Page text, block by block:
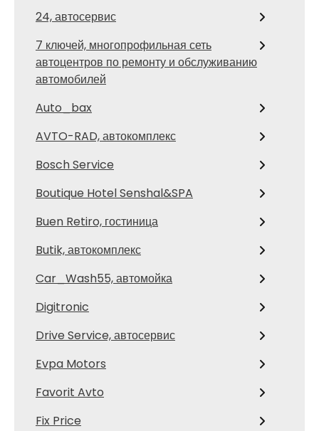
24, автосервис
7 ключей, многопрофильная сеть
автоцентров по ремонту и обслуживанию
автомобилей
Auto_bax
AVTO-RAD, автокомплекс
Bosch Service
Boutique Hotel Senshal&SPA
Buen Retiro, гостиница
Butik, автокомплекс
Car_Wash55, автомойка
Digitronic
Drive Service, автосервис
Evpa Motors
Favorit Avto
Fix Price